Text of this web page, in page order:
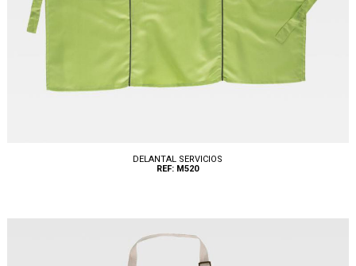
DELANTAL SERVICIOS
REF: M520